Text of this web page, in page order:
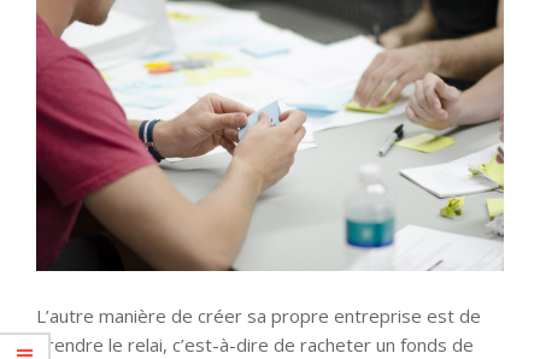
L’autre manière de créer sa propre entreprise est de
prendre le relai, c’est-à-dire de racheter un fonds de